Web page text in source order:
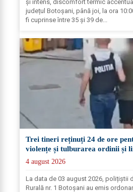
și intens, discomfort termic
județul Botoșani, până joi, la ora
fi cuprinse între 35 și 39 de...
Trei tineri reținuți 24 de ore
violențe și tulburarea ordinii și
4 august 2026
La data de 03 august 2026, polițiștii
Rurală nr. 1 Botoșani au emis